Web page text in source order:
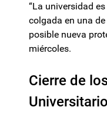
“La universidad
colgada en una
posible nueva
miércoles.
Cierre de